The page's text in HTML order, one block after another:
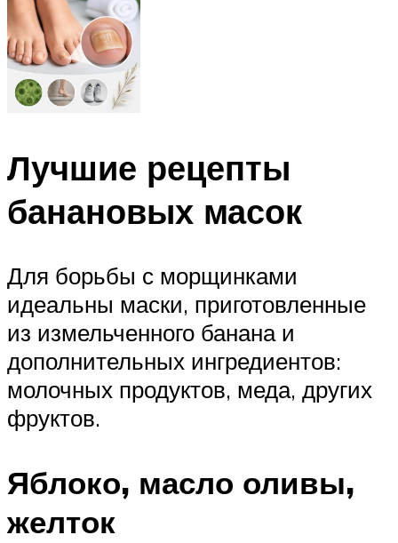
Лучшие рецепты
банановых масок
Для борьбы с морщинками
идеальны маски, приготовленные
из измельченного банана и
дополнительных ингредиентов:
молочных продуктов, меда, других
фруктов.
Яблоко, масло оливы,
желток